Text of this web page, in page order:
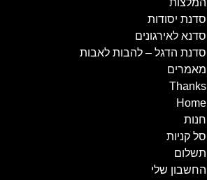
המלצות
סדנת יסודות
סדנא לאירגונים
סדנת הדגל – להבות לאבות
מאמרים
Thanks
Home
חנות
סל קניות
תשלום
החשבון שלי